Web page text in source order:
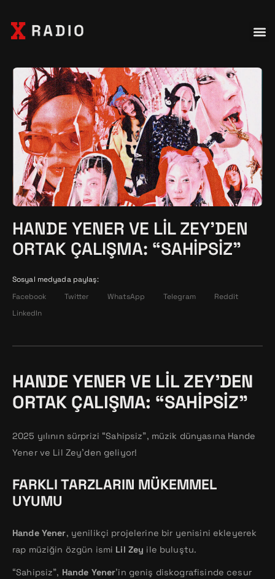
HANDE YENER VE LIL ZEY’DEN
ORTAK ÇALIŞMA: “SAHIPSIZ”
Sosyal medyada paylaş:
Facebook
Twitter WhatsApp Telegram
Reddit
LinkedIn
HANDE YENER VE LIL ZEY’DEN
ORTAK ÇALIŞMA: “SAHIPSIZ”
2025 yılının sürprizi “Sahipsiz”, müzik dünyasına Hande
Yener ve Lil Zey’den geliyor!
FARKLI TARZLARIN MÜKEMMEL
UYUMU
Hande Yener, yenilikçi projelerine bir yenisini ekleyerek
rap müziğin özgün ismi Lil Zey ile buluştu.
“Sahipsiz”, Hande Yener’in geniş diskografisinde cesur